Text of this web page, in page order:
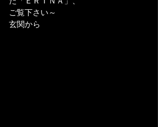
ご覧下さい～
玄関から